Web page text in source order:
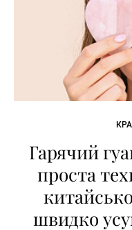
Гарячий
проста
швидко